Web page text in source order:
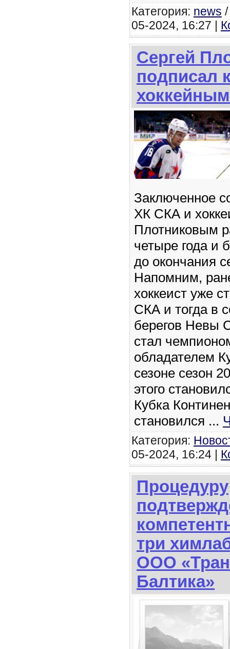
Категория: news
05-2024, 16:27 |
Сергей
подписал
Заключенное
ХК СКА и
Плотниковым
четыре года и
до окончания
Напомним,
хоккеист уже
СКА и тогда в
берегов Невы
стал
обладателем
сезоне сезон
этого
Кубка
становился ...
Категория:
05-2024, 16:24 |
Процедуру
три
ООО
Балтика»